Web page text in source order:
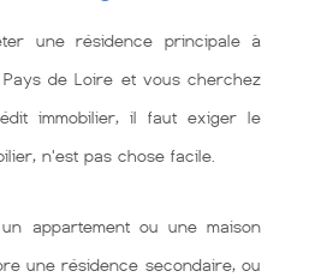
une résidence principale à
de Loire et vous cherchez
immobilier, il faut exiger le
n'est pas chose facile.
appartement ou une maison
une résidence secondaire, ou